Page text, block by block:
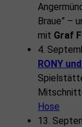
Braue” –
mit Graf
4.
RONY
Hose
13.